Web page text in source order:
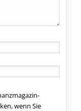
wenn Sie